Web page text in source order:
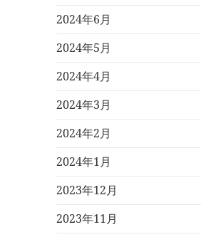
2024年6月
2024年5月
2024年4月
2024年3月
2024年2月
2024年1月
2023年12月
2023年11月